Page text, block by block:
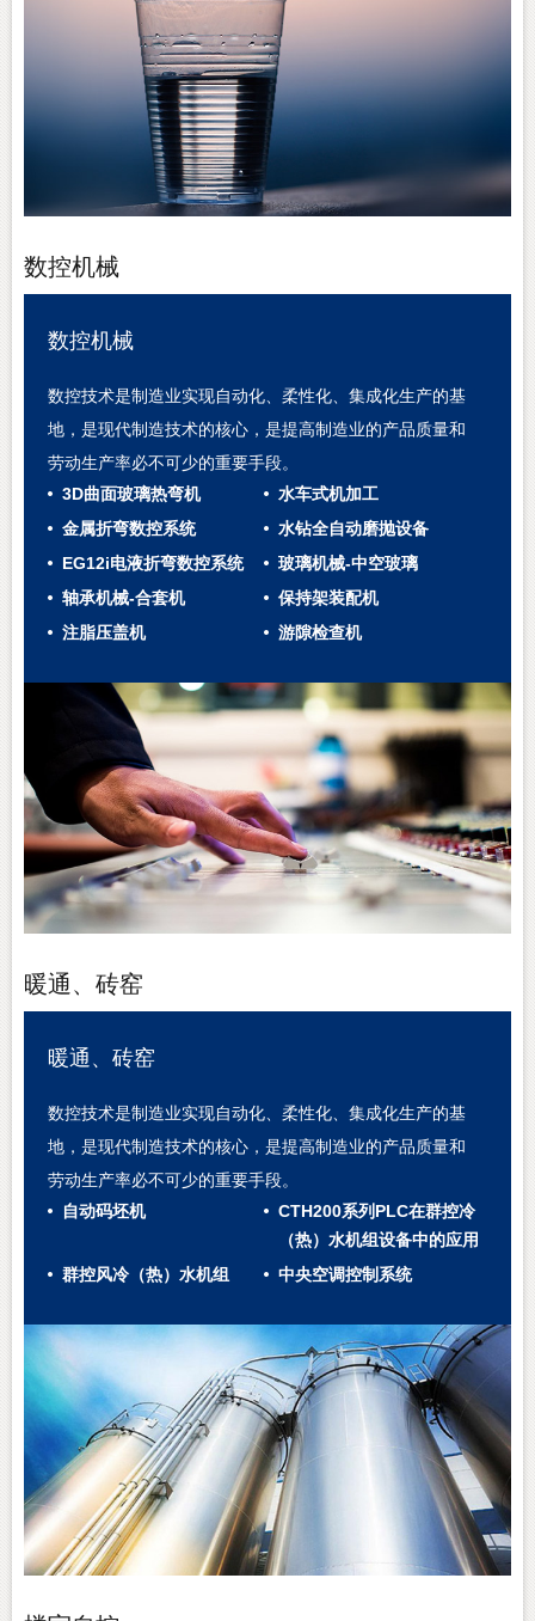
数控机械
数控机械
数控技术是制造业实现自动化、柔性化、集成化生产的基
地，是现代制造技术的核心，是提高制造业的产品质量和
劳动生产率必不可少的重要手段。
3D曲面玻璃热弯机
水车式机加工
金属折弯数控系统
水钻全自动磨抛设备
EG12i电液折弯数控系统
玻璃机械-中空玻璃
轴承机械-合套机
保持架装配机
注脂压盖机
游隙检查机
暖通、砖窑
暖通、砖窑
数控技术是制造业实现自动化、柔性化、集成化生产的基
地，是现代制造技术的核心，是提高制造业的产品质量和
劳动生产率必不可少的重要手段。
自动码坯机
CTH200系列PLC在群控冷
（热）水机组设备中的应用
群控风冷（热）水机组
中央空调控制系统